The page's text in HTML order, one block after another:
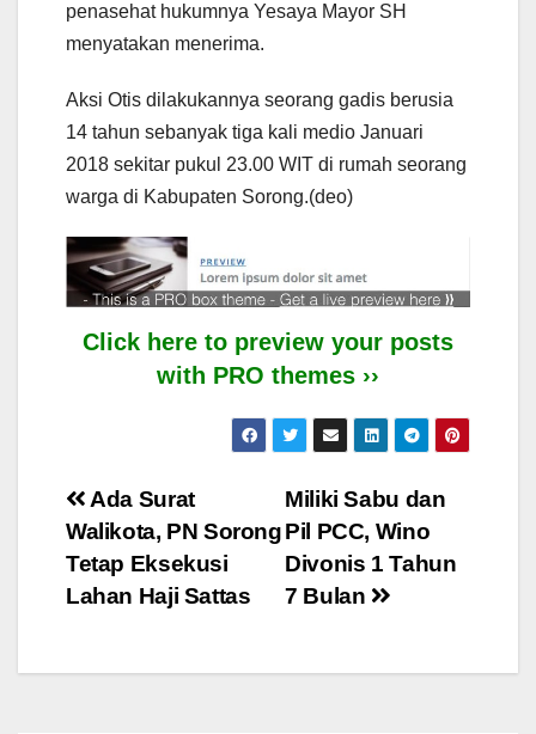
penasehat hukumnya Yesaya Mayor SH
menyatakan menerima.
Aksi Otis dilakukannya seorang gadis berusia
14 tahun sebanyak tiga kali medio Januari
2018 sekitar pukul 23.00 WIT di rumah seorang
warga di Kabupaten Sorong.(deo)
Click here to preview your posts
with PRO themes ››
Post
navigation
Miliki Sabu dan
Pil PCC, Wino
Divonis 1 Tahun
7 Bulan
Ada Surat
Walikota, PN Sorong
Tetap Eksekusi
Lahan Haji Sattas